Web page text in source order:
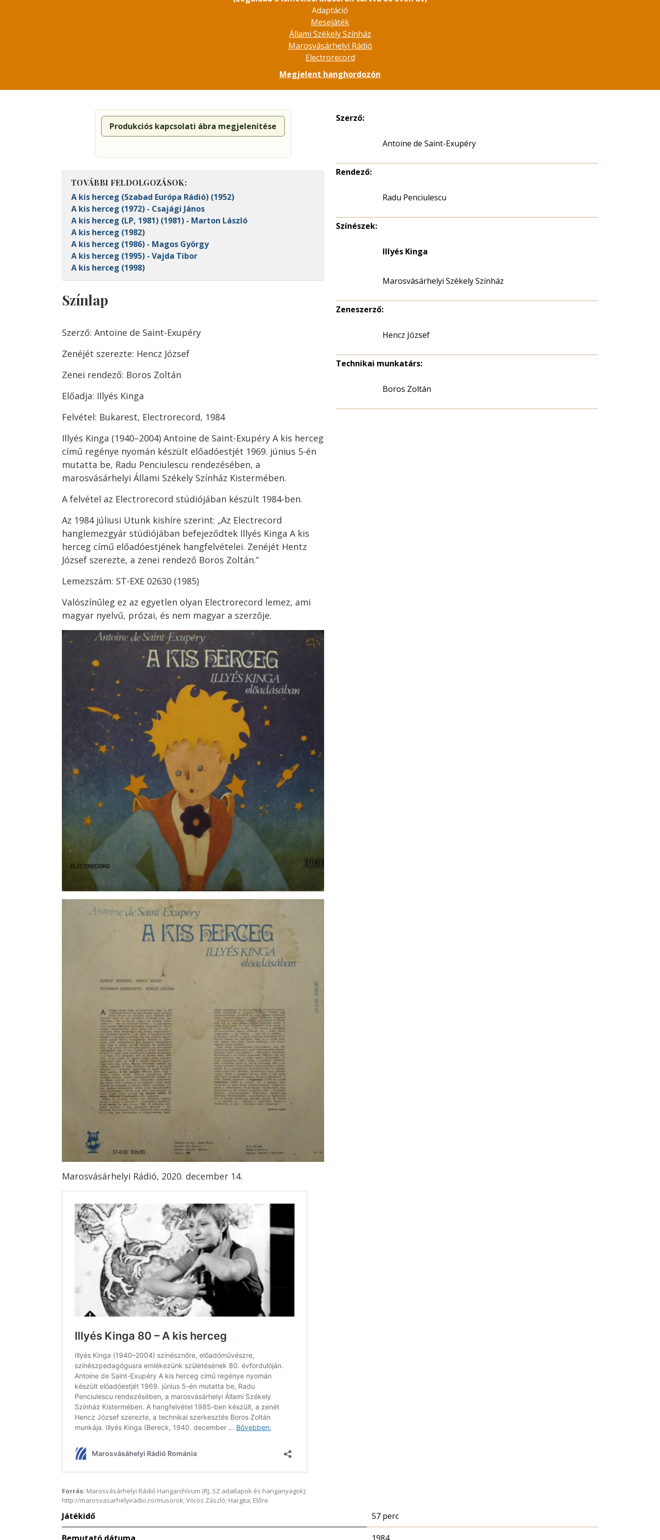
Adaptáció
Mesejáték
Állami Székely Színház
Marosvásárhelyi Rádió
Electrorecord
Megjelent hanghordozón
Produkciós kapcsolati ábra megjelenítése
TOVÁBBI FELDOLGOZÁSOK:
A kis herceg (Szabad Európa Rádió) (1952)
A kis herceg (1972) - Csajági János
A kis herceg (LP, 1981) (1981) - Marton László
A kis herceg (1982)
A kis herceg (1986) - Magos György
A kis herceg (1995) - Vajda Tibor
A kis herceg (1998)
Színlap
Szerző: Antoine de Saint-Exupéry
Zenéjét szerezte: Hencz József
Zenei rendező: Boros Zoltán
Előadja: Illyés Kinga
Felvétel: Bukarest, Electrorecord, 1984
Illyés Kinga (1940–2004) Antoine de Saint-Exupéry A kis herceg
című regénye nyomán készült előadóestjét 1969. június 5-én
mutatta be, Radu Penciulescu rendezésében, a
marosvásárhelyi Állami Székely Színház Kistermében.
A felvétel az Electrorecord stúdiójában készült 1984-ben.
Az 1984 júliusi Utunk kishíre szerint: „Az Electrecord
hanglemezgyár stúdiójában befejeződtek Illyés Kinga A kis
herceg című előadóestjének hangfelvételei. Zenéjét Hentz
József szerezte, a zenei rendező Boros Zoltán.”
Lemezszám: ST-EXE 02630 (1985)
Valószínűleg ez az egyetlen olyan Electrorecord lemez, ami
magyar nyelvű, prózai, és nem magyar a szerzője.
Marosvásárhelyi Rádió, 2020. december 14.
Forrás: Marosvásárhelyi Rádió Hangarchívum (RJ, SZ adatlapok és hanganyagok);
http://marosvasarhelyiradio.ro/musorok; Vörös Zászló; Hargita; Előre
Szerző:
Antoine de Saint-Exupéry
Rendező:
Radu Penciulescu
Színészek:
Illyés Kinga
Marosvásárhelyi Székely Színház
Zeneszerző:
Hencz József
Technikai munkatárs:
Boros Zoltán
Játékidő 57 perc